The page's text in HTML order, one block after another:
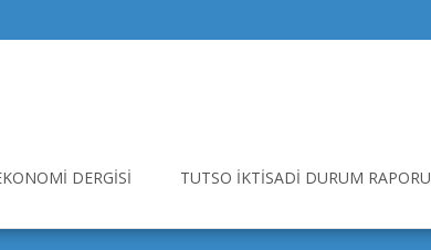
DERGISI TUTSO İKTISADI DURUM RAPORU